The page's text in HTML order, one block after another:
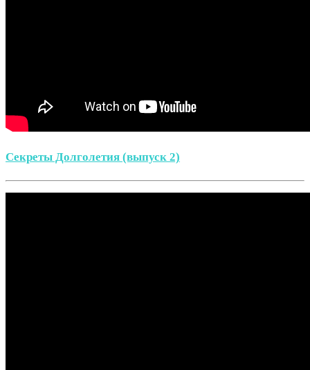
Секреты Долголетия (выпуск 2)